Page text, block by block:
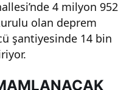
4 milyon 952
olan deprem
şantiyesinde 14 bin